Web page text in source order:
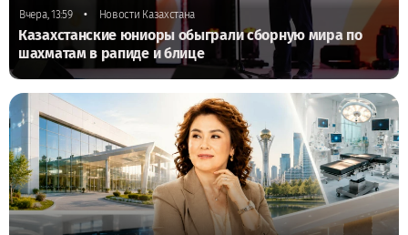
Вчера, 13:59 • Новости Казахстана
Казахстанские юниоры обыграли сборную мира по
шахматам в рапиде и блице